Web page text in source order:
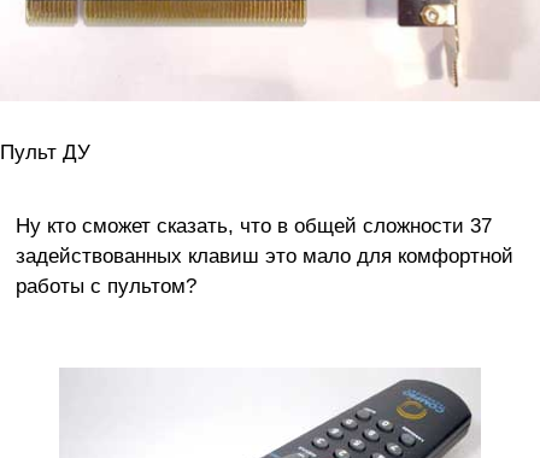
Пульт ДУ
Ну кто сможет сказать, что в общей сложности 37
задействованных клавиш это мало для комфортной
работы с пультом?